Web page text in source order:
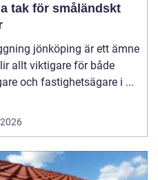
tak för småländskt
jönköping är ett ämne
allt viktigare för både
och fastighetsägare i ...